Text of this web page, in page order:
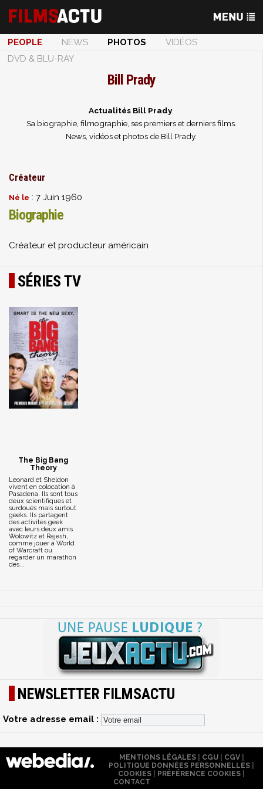
PEOPLE NEWS PHOTOS
VIDÉOS
DVD & BLU-RAY
Bill Prady
Actualités Bill Prady.
Sa biographie, filmographie, ses premiers et derniers films.
News, vidéos et photos de Bill Prady.
Créateur
Né le : 7 Juin 1960
Biographie
Créateur et producteur américain
SÉRIES TV
The Big Bang
Theory
Leonard et Sheldon
vivent en colocation à
Pasadena. Ils sont tous
deux scientifiques et
surdoués mais surtout
geeks. Ils partagent
des activités geek
avec leurs deux amis
Wolowitz et Rajesh,
comme jouer à World
of Warcraft ou
regarder un marathon
des...
NEWSLETTER FILMSACTU
Votre adresse email :
MENTIONS LÉGALES| CGU| CGV|
POLITIQUE DONNÉES PERSONNELLES
COOKIES
PRÉFÉRENCE COOKIES
CONTACT